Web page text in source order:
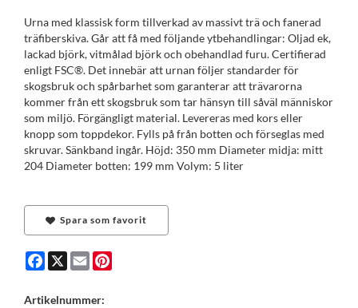
Urna med klassisk form tillverkad av massivt trä och fanerad
träfiberskiva. Går att få med följande ytbehandlingar: Oljad ek,
lackad björk, vitmålad björk och obehandlad furu. Certifierad
enligt FSC®. Det innebär att urnan följer standarder för
skogsbruk och spår­barhet som garanterar att trävarorna
kommer från ett skogsbruk som tar hänsyn till såväl människor
som miljö. Förgängligt material. Levereras med kors eller
knopp som toppdekor. Fylls på från botten och förseglas med
skruvar. Sänkband ingår. Höjd: 350 mm Diameter midja: mitt
204 Diameter botten: 199 mm Volym: 5 liter
Spara som favorit
Facebook
X Email
Artikelnummer: